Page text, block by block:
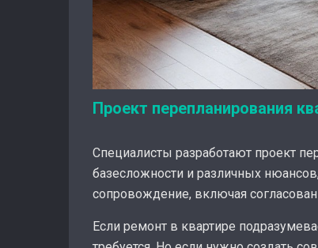
Проект перепланирования
Специалисты разработают проект
базесложности и различных
сопровождение, включая
Если ремонт в квартире